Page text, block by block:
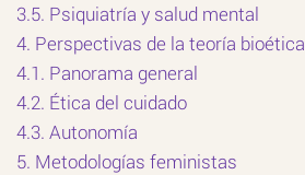
3.5. Psiquiatría y salud mental
4. Perspectivas de la teoría bioética
4.1. Panorama general
4.2. Ética del cuidado
4.3. Autonomía
5. Metodologías feministas